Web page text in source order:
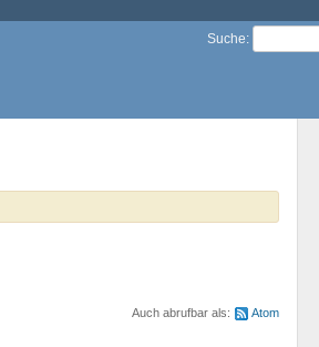
Suche:
Auch abrufbar als: Atom